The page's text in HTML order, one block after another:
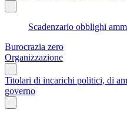
Scadenzario obblighi
Burocrazia zero
Organizzazione
Titolari di incarichi politici, di
governo